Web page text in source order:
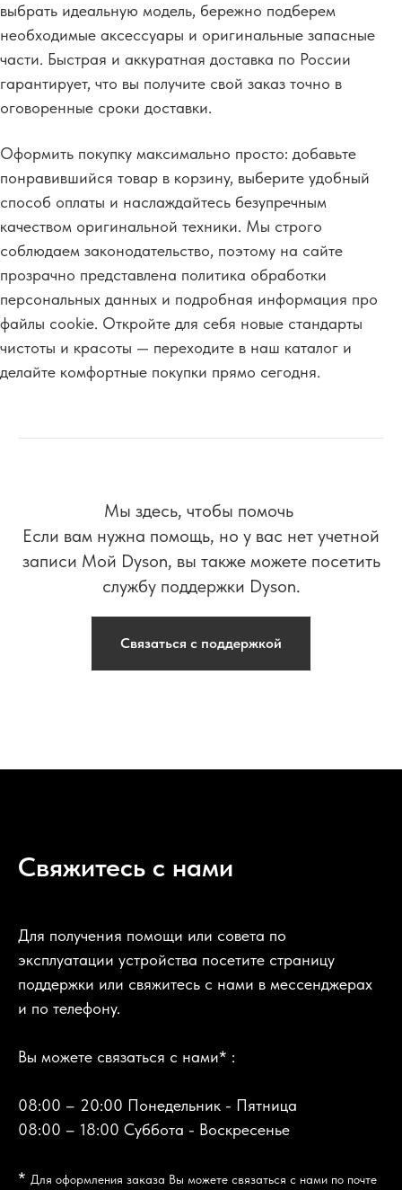
выбрать идеальную модель, бережно подберем
необходимые аксессуары и оригинальные запасные
части. Быстрая и аккуратная доставка по России
гарантирует, что вы получите свой заказ точно в
оговоренные сроки доставки.
Оформить покупку максимально просто: добавьте
понравившийся товар в корзину, выберите удобный
способ оплаты и наслаждайтесь безупречным
качеством оригинальной техники. Мы строго
соблюдаем законодательство, поэтому на сайте
прозрачно представлена политика обработки
персональных данных и подробная информация про
файлы cookie. Откройте для себя новые стандарты
чистоты и красоты — переходите в наш каталог и
делайте комфортные покупки прямо сегодня.
Мы здесь, чтобы помочь
Если вам нужна помощь, но у вас нет учетной
записи Мой Dyson, вы также можете посетить
службу поддержки Dyson.
Связаться с поддержкой
Свяжитесь с нами
Для получения помощи или совета по
эксплуатации устройства посетите страницу
поддержки или свяжитесь с нами в мессенджерах
и по телефону.
Вы можете связаться с нами* :
08:00 – 20:00 Понедельник - Пятница
08:00 – 18:00 Суббота - Воскресенье
* Для оформления заказа Вы можете связаться с нами по почте